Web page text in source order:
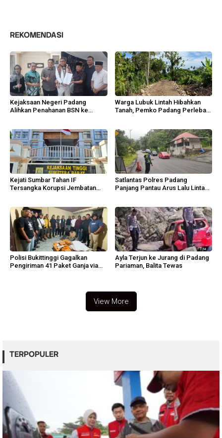
REKOMENDASI
Kejaksaan Negeri Padang
Alihkan Penahanan BSN ke
Warga Lubuk Lintah Hibahkan
Tanah, Pemko Padang Perlebar
Kejati Sumbar Tahan IF
Tersangka Korupsi Jembatan
Satlantas Polres Padang
Panjang Pantau Arus Lalu Lintas
Polisi Bukittinggi Gagalkan
Pengiriman 41 Paket Ganja via
Ayla Terjun ke Jurang di Padang
Pariaman, Balita Tewas
View More
TERPOPULER